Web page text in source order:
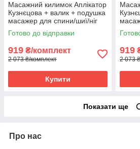
Масажний килимок Аплікатор
Кузнєцова + валик + подушка
масажер для спини/шиї/ніг
OSPORT Lotus Set (n-0003)
Сіро-бірюзовий
Готово до відправки
919 ₴/комплект
2 073 ₴/комплект
Купити
Сіро-
919
2 073
Показати ще
Про нас